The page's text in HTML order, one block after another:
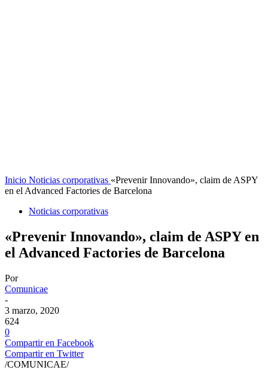
Inicio Noticias corporativas «Prevenir Innovando», claim de ASPY
en el Advanced Factories de Barcelona
Noticias corporativas
«Prevenir Innovando», claim de ASPY en
el Advanced Factories de Barcelona
Por
Comunicae
-
3 marzo, 2020
624
0
Compartir en Facebook
Compartir en Twitter
/COMUNICAE/